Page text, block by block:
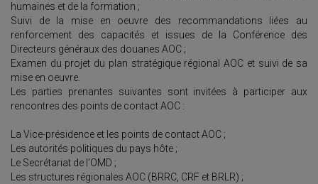
humaines et de la formation ;
Suivi de la mise en oeuvre des recommandations liées au
renforcement des capacités et issues de la Conférence des
Directeurs généraux des douanes AOC ;
Examen du projet du plan stratégique régional AOC et suivi de sa
mise en oeuvre.
Les parties prenantes suivantes sont invitées à participer aux
rencontres des points de contact AOC :
La Vice-présidence et les points de contact AOC ;
Les autorités politiques du pays hôte ;
Le Secrétariat de l’OMD ;
Les structures régionales AOC (BRRC, CRF et BRLR) ;